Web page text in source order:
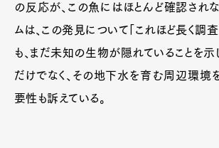
の反応が、この魚にはほとんど確認され
ムは、この発見について「これほど長く調
も、まだ未知の生物が隠れていることを示
だけでなく、その地下水を育む周辺環境
要性も訴えている。